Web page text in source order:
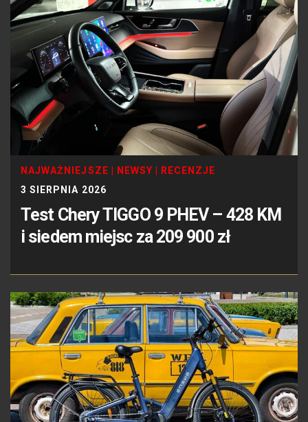
NAJWAŻNIEJSZE NEWSY
RECENZJE
3 SIERPNIA 2026
Test Chery TIGGO 9 PHEV – 428 KM
i siedem miejsc za 209 900 zł